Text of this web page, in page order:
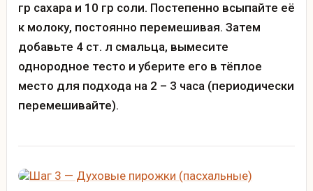
гр сахара и 10 гр соли. Постепенно всыпайте её
к молоку, постоянно перемешивая. Затем
добавьте 4 ст. л смальца, вымесите
однородное тесто и уберите его в тёплое
место для подхода на 2 – 3 часа (периодически
перемешивайте).